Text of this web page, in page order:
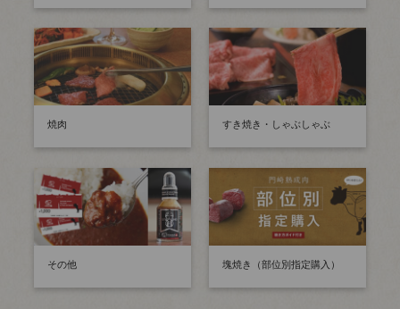
焼肉 すき焼き・しゃぶしゃぶ
その他 塊焼き（部位別指定購入）